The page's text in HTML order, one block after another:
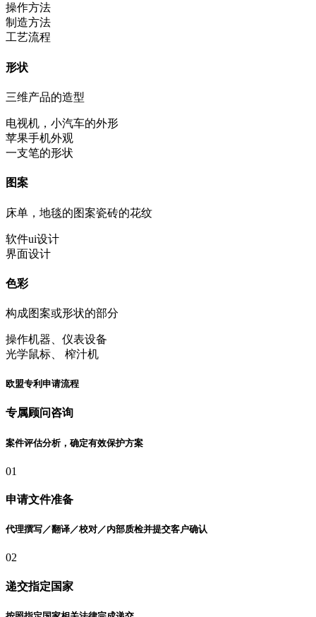
操作方法
制造方法
工艺流程
形状
三维产品的造型
电视机，小汽车的外形
苹果手机外观
一支笔的形状
图案
床单，地毯的图案瓷砖的花纹
软件ui设计
界面设计
色彩
构成图案或形状的部分
操作机器、仪表设备
光学鼠标、 榨汁机
欧盟专利申请流程
专属顾问咨询
案件评估分析，确定有效保护方案
01
申请文件准备
代理撰写／翻译／校对／内部质检并提交客户确认
02
递交指定国家